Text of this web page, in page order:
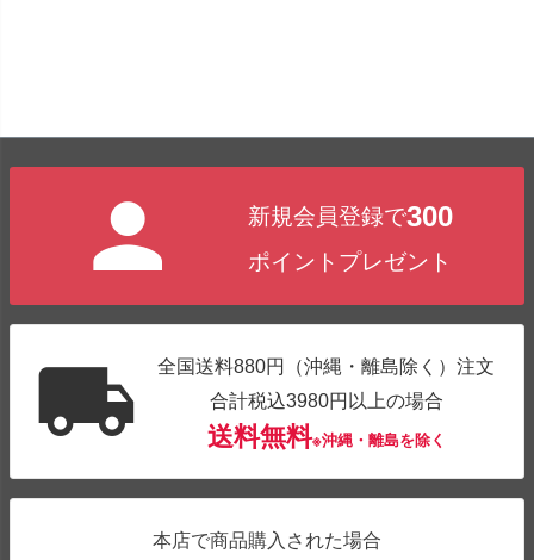
新規会員登録で300
ポイントプレゼント
全国送料880円（沖縄・離島除く）注文
合計税込3980円以上の場合
送料無料※沖縄・離島を除く
本店で商品購入された場合